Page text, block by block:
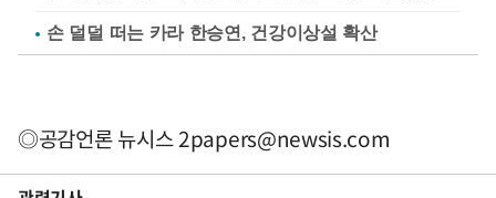
손 덜덜 떠는 카라 한승연, 건강이상설 확산
◎공감언론 뉴시스2papers@newsis.com